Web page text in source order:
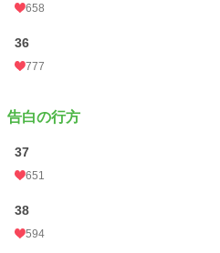
658
36
777
告白の行方
37
651
38
594